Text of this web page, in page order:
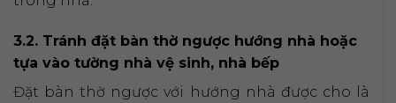
3.2. Tránh đặt bàn thờ ngược hướng nhà hoặc
tựa vào tường nhà vệ sinh, nhà bếp
Đặt bàn thờ ngược với hướng nhà được cho là